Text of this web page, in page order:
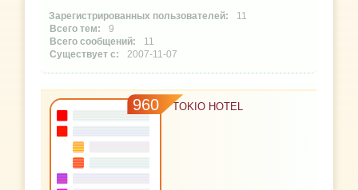
11
9
11
2007-11-07
960 TOKIO HOTEL